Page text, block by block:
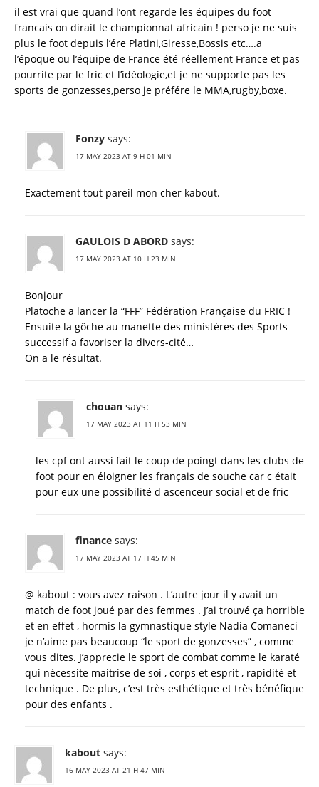
il est vrai que quand l’ont regarde les équipes du foot
francais on dirait le championnat africain ! perso je ne suis
plus le foot depuis l’ére Platini,Giresse,Bossis etc….a
l’époque ou l’équipe de France été réellement France et pas
pourrite par le fric et l’idéologie,et je ne supporte pas les
sports de gonzesses,perso je préfére le MMA,rugby,boxe.
Fonzy says:
17 MAY 2023 AT 9 H 01 MIN
Exactement tout pareil mon cher kabout.
GAULOIS D ABORD says:
17 MAY 2023 AT 10 H 23 MIN
Bonjour
Platoche a lancer la “FFF” Fédération Française du FRIC !
Ensuite la gôche au manette des ministères des Sports
successif a favoriser la divers-cité…
On a le résultat.
chouan says:
17 MAY 2023 AT 11 H 53 MIN
les cpf ont aussi fait le coup de poingt dans les clubs de
foot pour en éloigner les français de souche car c était
pour eux une possibilité d ascenceur social et de fric
finance says:
17 MAY 2023 AT 17 H 45 MIN
@ kabout : vous avez raison . L’autre jour il y avait un
match de foot joué par des femmes . J’ai trouvé ça horrible
et en effet , hormis la gymnastique style Nadia Comaneci
je n’aime pas beaucoup “le sport de gonzesses” , comme
vous dites. J’apprecie le sport de combat comme le karaté
qui nécessite maitrise de soi , corps et esprit , rapidité et
technique . De plus, c’est très esthétique et très bénéfique
pour des enfants .
kabout says:
16 MAY 2023 AT 21 H 47 MIN